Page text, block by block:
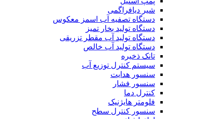
شیر دیافراگمی
دستگاه تصفیه آب اسمز معکوس
دستگاه تولید بخار تمیز
دستگاه تولید آب مقطر تزریقی
دستگاه تولید آب خالص
تانک ذخیره
سیستم کنترل توزیع آب
سنسور هدایت
سنسور فشار
کنترل دما
فلومتر هایژنیک
سنسور کنترل سطح